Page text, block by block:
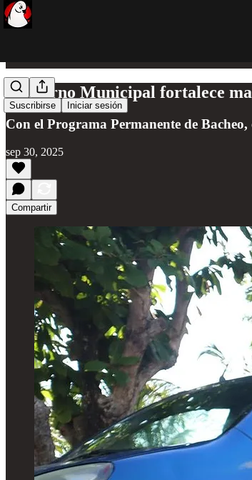
Suscribirse Iniciar sesión
Gobierno Municipal fortalece
Con el Programa Permanente de
sep 30, 2025
Compartir